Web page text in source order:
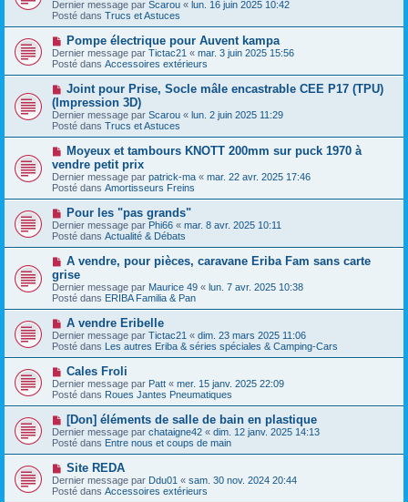
e
s
a
g
e
v
e
a
m
e
s
a
g
e
Dernier message par Scarou « lun. 16 juin 2025 10:42
Posté dans Trucs et Astuces
N
o
u
v
a
u
m
e
s
s
a
g
e
Pompe électrique pour Auvent kampa
Dernier message par Tictac21 « mar. 3 juin 2025 15:56
Posté dans Accessoires extérieurs
N
u
v
e
a
m
e
s
a
g
e
Joint pour Prise, Socle mâle encastrable CEE P17 (TPU)
(Impression 3D)
Dernier message par Scarou « lun. 2 juin 2025 11:29
Posté dans Trucs et Astuces
N
u
v
e
a
m
e
s
a
g
e
Moyeux et tambours KNOTT 200mm sur puck 1970 à
vendre petit prix
Dernier message par patrick-ma « mar. 22 avr. 2025 17:46
Posté dans Amortisseurs Freins
N
o
u
v
a
u
m
e
s
a
g
e
Pour les "pas grands"
Dernier message par Phi66 « mar. 8 avr. 2025 10:11
Posté dans Actualité & Débats
N
o
u
v
e
a
u
m
e
s
s
g
e
A vendre, pour pièces, caravane Eriba Fam sans carte
grise
Dernier message par Maurice 49 « lun. 7 avr. 2025 10:38
Posté dans ERIBA Familia & Pan
N
o
u
v
a
u
m
e
s
a
g
e
A vendre Eribelle
Dernier message par Tictac21 « dim. 23 mars 2025 11:06
Posté dans Les autres Eriba & séries spéciales & Camping-Cars
N
o
u
v
e
u
m
e
s
s
a
g
Cales Froli
Dernier message par Patt « mer. 15 janv. 2025 22:09
Posté dans Roues Jantes Pneumatiques
N
o
u
v
e
a
u
m
[Don] éléments de salle de bain en plastique
Dernier message par chataigne42 « dim. 12 janv. 2025 14:13
Posté dans Entre nous et coups de main
N
o
u
v
Site REDA
Dernier message par Ddu01 « sam. 30 nov. 2024 20:44
Posté dans Accessoires extérieurs